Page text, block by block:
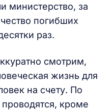
министерство, за
погибших
раз.
смотрим,
жизнь для
на счету. По
кроме